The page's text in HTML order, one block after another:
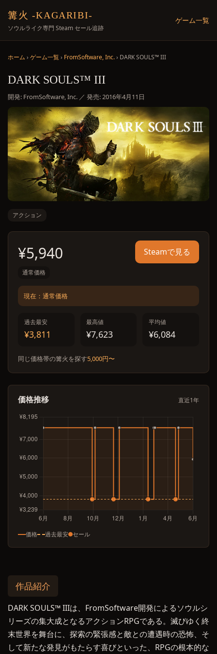
篝火 -KAGARIBI-
ソウルライク専門 Steam セール追跡
ゲーム一覧
ホーム › ゲーム一覧› FromSoftware, Inc.› DARK SOULS™ III
DARK SOULS™ III
開発: FromSoftware, Inc. ／ 発売: 2016年4月11日
アクション
¥5,940
通常価格
Steamで見る
現在：通常価格
過去最安
¥3,811
最高値
¥7,623
平均値
¥6,084
同じ価格帯の篝火を探す5,000円〜
価格推移 直近1年
価格 過去最安 セール
作品紹介
DARK SOULS™ IIIは、FromSoftware開発によるソウルシ
リーズの集大成となるアクションRPGである。滅びゆく終
末世界を舞台に、探索の緊張感と敵との遭遇時の恐怖、そ
して新たな発見がもたらす喜びといった、RPGの根本的な